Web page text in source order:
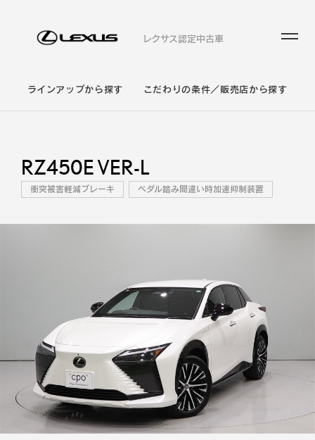
レクサス認定中古車
ラインアップから探す こだわりの条件／販売店から探す
RZ450E VER-L
衝突被害軽減ブレーキ ペダル踏み間違い時加速抑制装置